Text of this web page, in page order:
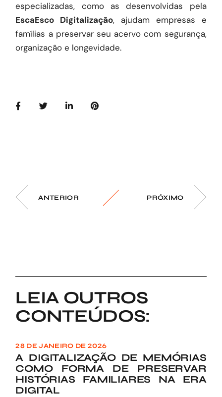
especializadas, como as desenvolvidas pela
EscaEsco Digitalização, ajudam empresas e
famílias a preservar seu acervo com segurança,
organização e longevidade.
ANTERIOR PRÓXIMO
LEIA OUTROS
CONTEÚDOS:
28 DE JANEIRO DE 2026
A DIGITALIZAÇÃO DE MEMÓRIAS
COMO FORMA DE PRESERVAR
HISTÓRIAS FAMILIARES NA ERA
DIGITAL